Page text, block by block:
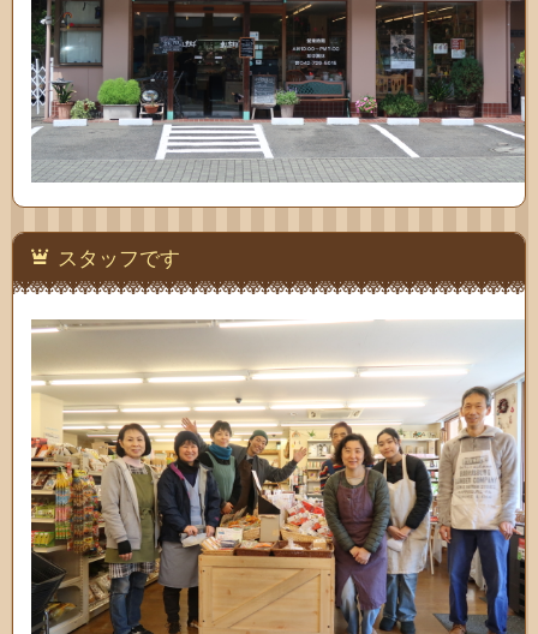
スタッフです